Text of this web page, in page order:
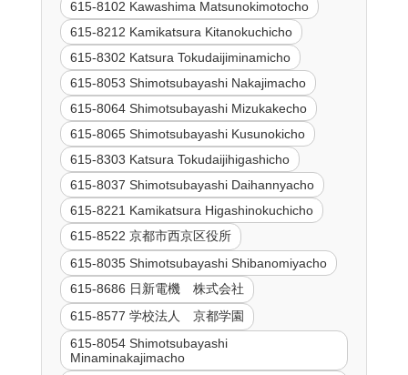
615-8102 Kawashima Matsunokimotocho
615-8212 Kamikatsura Kitanokuchicho
615-8302 Katsura Tokudaijiminamicho
615-8053 Shimotsubayashi Nakajimacho
615-8064 Shimotsubayashi Mizukakecho
615-8065 Shimotsubayashi Kusunokicho
615-8303 Katsura Tokudaijihigashicho
615-8037 Shimotsubayashi Daihannyacho
615-8221 Kamikatsura Higashinokuchicho
615-8522 京都市西京区役所
615-8035 Shimotsubayashi Shibanomiyacho
615-8686 日新電機 株式会社
615-8577 学校法人 京都学園
615-8054 Shimotsubayashi
Minaminakajimacho